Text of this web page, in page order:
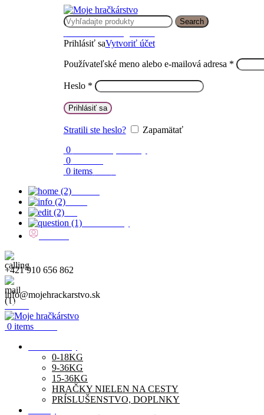
Search
Prihlásiť saVytvoriť účet
Používateľské meno alebo e-mailová adresa *
Heslo *
Prihlásiť sa
Stratili ste heslo?
Zapamätať
0
0
0 items
+421 910 656 862
info@mojehrackarstvo.sk
Menu
0 items
0-18KG
9-36KG
15-36KG
HRAČKY NIELEN NA CESTY
PRÍSLUŠENSTVO, DOPLNKY